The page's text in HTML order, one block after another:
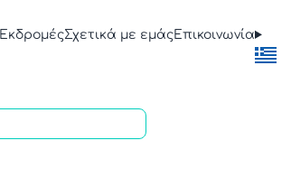
ΕκδρομέςΣχετικά με εμάςΕπικοινωνία